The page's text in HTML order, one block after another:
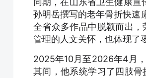
孙明岳撰写的老年骨折快速
全省众多作品中脱颖而出
管理的人文关怀，也体现了
2025年10月至2026年4月
其间，他系统学习了四肢